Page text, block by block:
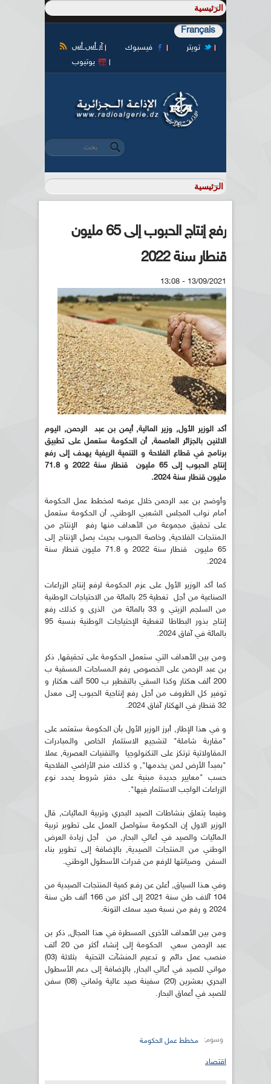
Français
آر أس أس فيسبوك
تويتر
يوتيوب
استمارة البحث
‏بحث ‏
رفع إنتاج الحبوب إلى 65 مليون
قنطار سنة 2022
13/09/2021 - 13:08
أكد الوزير الأول, وزير المالية, أيمن بن عبد الرحمن, اليوم
الاثنين بالجزائر العاصمة, أن الحكومة ستعمل على تطبيق
برنامج في قطاع الفلاحة و التنمية الريفية يهدف إلى رفع
إنتاج الحبوب إلى 65 مليون قنطار سنة 2022 و 71.8
مليون قنطار سنة 2024.
وأوضح بن عبد الرحمن خلال عرضه لمخطط عمل الحكومة
أمام نواب المجلس الشعبي الوطني, أن الحكومة ستعمل
على تحقيق مجموعة من الأهداف منها رفع الإنتاج من
الـمنتجات الفلاحية, وخاصة الحبوب بحيث يصل الإنتاج إلى
65 مليون قنطار سنة 2022 و 71.8 مليون قنطار سنة
2024.
كما أكد الوزير الأول على عزم الحكومة لرفع إنتاج الزراعات
الصناعية من أجل تغطية 25 بالمائة من الاحتياجات الوطنية
من السلجم الزيتي و 33 بالمائة من الذرى و كذلك رفع
إنتاج بذور البطاطا لتغطية الإحتياجات الوطنية بنسبة 95
بالمائة في آفاق 2024.
ومن بين الأهداف التي ستعمل الحكومة على تحقيقها, ذكر
بن عبد الرحمن على الخصوص رفع الـمساحات الـمسقية ب
200 ألف هكتار وكذا السقي بالتقطير ب 500 ألف هكتار و
توفير كل الظروف من أجل رفع إنتاجية الحبوب إلى معدل
32 قنطار في الهكتار آفاق 2024.
و في هذا الإطار, أبرز الوزير الأول بأن الحكومة ستعتمد على
"مقاربة شاملة" لتشجيع الاستثمار الخاص والـمبادرات
الـمقاولاتية ترتكز على التكنولوجيا والتقنيات العصرية, عملا
"بمبدأ الأرض لـمن يخدمها", و كذلك منح الأراضي الفلاحية
حسب "معايير جديدة مبنية على دفتر شروط يحدد نوع
الزراعات الواجب الاستثمار فيها".
وفيما يتعلق بنشاطات الصيد البحري وتربية الـمائيات, قال
الوزير الاول إن الحكومة ستواصل العمل على تطوير تربية
الـمائيات والصيد في أعالي البحار, من أجل زيادة العرض
الوطني من الـمنتجات الصيدية, بالإضافة إلى تطوير بناء
السفن وصيانتها للرفع من قدرات الأسطول الوطني.
وفي هـذا السياق, أعلن عن رفـع كمية الـمنتجات الصيدية من
104 آلاف طن سنة 2021 إلى أكثر من 166 ألف طن سنة
2024 و رفع من نسبة صيد سمك التونة.
ومن بين الأهداف الأخرى المسطرة في هذا المجال, ذكر بن
عبد الرحمن سعي الحكومة إلى إنشاء أكثر من 20 ألف
منصب عمل دائم و تدعيم الـمنشآت التحتية بثلاثة (03)
مواني للصيد في أعالي البحار, بالإضافة إلى دعم الأسطول
البحري بعشرين (20) سفينة صيد عالية وثماني (08) سفن
للصيد في أعماق البحار.
وسوم: مخطط عمل الحكومة
اقتصاد